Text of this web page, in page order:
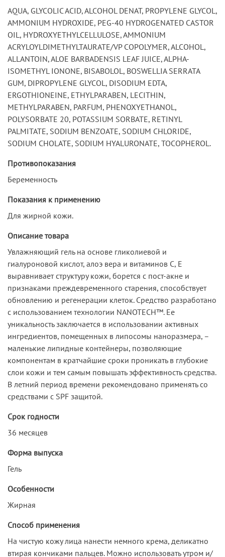
AQUA, GLYCOLIC ACID, ALCOHOL DENAT, PROPYLENE GLYCOL,
AMMONIUM HYDROXIDE, PEG-40 HYDROGENATED CASTOR
OIL, HYDROXYETHYLCELLULOSE, AMMONIUM
ACRYLOYLDIMETHYLTAURATE/VP COPOLYMER, ALCOHOL,
ALLANTOIN, ALOE BARBADENSIS LEAF JUICE, ALPHA-
ISOMETHYL IONONE, BISABOLOL, BOSWELLIA SERRATA
GUM, DIPROPYLENE GLYCOL, DISODIUM EDTA,
ERGOTHIONEINE, ETHYLPARABEN, LECITHIN,
METHYLPARABEN, PARFUM, PHENOXYETHANOL,
POLYSORBATE 20, POTASSIUM SORBATE, RETINYL
PALMITATE, SODIUM BENZOATE, SODIUM CHLORIDE,
SODIUM CHOLATE, SODIUM HYALURONATE, TOCOPHEROL.
Противопоказания
Беременность
Показания к применению
Для жирной кожи.
Описание товара
Увлажняющий гель на основе гликолиевой и
гиалуроновой кислот, алоэ вера и витаминов С, Е
выравнивает структуру кожи, борется с пост-акне и
признаками преждевременного старения, способствует
обновлению и регенерации клеток. Средство разработано
с использованием технологии NANOTECH™. Ее
уникальность заключается в использовании активных
ингредиентов, помещенных в липосомы наноразмера, –
маленькие липидные контейнеры, позволяющие
компонентам в кратчайшие сроки проникать в глубокие
слои кожи и тем самым повышать эффективность средства.
В летний период времени рекомендовано применять со
средствами с SPF защитой.
Срок годности
36 месяцев
Форма выпуска
Гель
Особенности
Жирная
Способ применения
На чистую кожу лица нанести немного крема, деликатно
втирая кончиками пальцев. Можно использовать утром и/